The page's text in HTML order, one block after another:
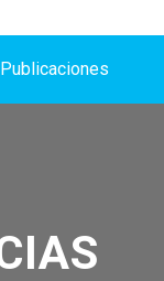
Publicaciones